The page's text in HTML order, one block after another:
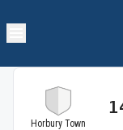
Horbury Town